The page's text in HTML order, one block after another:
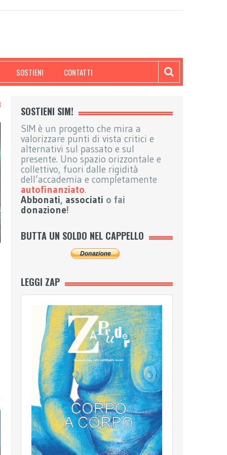
SOSTIENI CONTATTI
SOSTIENI SIM!
SIM è un progetto che mira a
valorizzare punti di vista critici e
alternativi sul passato e sul
presente. Uno spazio orizzontale e
collettivo, fuori dalle rigidità
dell’accademia e completamente
autofinanziato.
Abbonati, associati o fai
donazione!
BUTTA UN SOLDO NEL CAPPELLO
LEGGI ZAP